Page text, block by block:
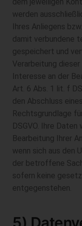
werden
Ihres Anliegens
damit verbundene
gespeichert und
Verarbeitung
Interesse an der
Art. 6 Abs. 1 lit. f
den Abschluss
Rechtsgrundlage
DSGVO. Ihre
Bearbeitung Ihrer
wenn sich aus den
der betroffene
sofern keine
entgegenstehen.
5)